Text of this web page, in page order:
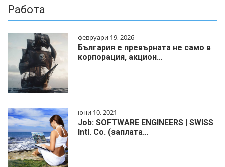
Работа
февруари 19, 2026
България е превърната не само в
корпорация, акцион…
юни 10, 2021
Job: SOFTWARE ENGINEERS | SWISS
Intl. Co. (заплата…